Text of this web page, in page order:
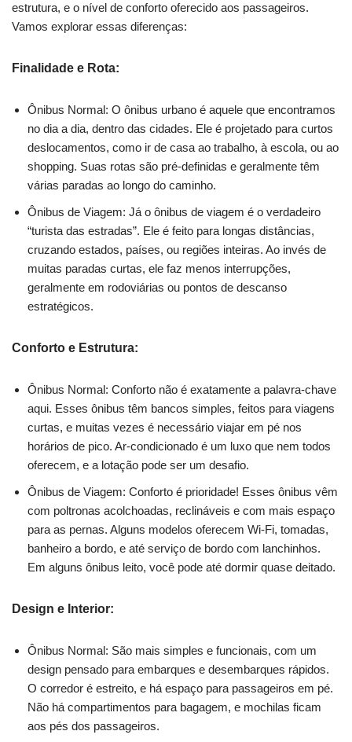
estrutura, e o nível de conforto oferecido aos passageiros.
Vamos explorar essas diferenças:
Finalidade e Rota:
Ônibus Normal: O ônibus urbano é aquele que encontramos
no dia a dia, dentro das cidades. Ele é projetado para curtos
deslocamentos, como ir de casa ao trabalho, à escola, ou ao
shopping. Suas rotas são pré-definidas e geralmente têm
várias paradas ao longo do caminho.
Ônibus de Viagem: Já o ônibus de viagem é o verdadeiro
“turista das estradas”. Ele é feito para longas distâncias,
cruzando estados, países, ou regiões inteiras. Ao invés de
muitas paradas curtas, ele faz menos interrupções,
geralmente em rodoviárias ou pontos de descanso
estratégicos.
Conforto e Estrutura:
Ônibus Normal: Conforto não é exatamente a palavra-chave
aqui. Esses ônibus têm bancos simples, feitos para viagens
curtas, e muitas vezes é necessário viajar em pé nos
horários de pico. Ar-condicionado é um luxo que nem todos
oferecem, e a lotação pode ser um desafio.
Ônibus de Viagem: Conforto é prioridade! Esses ônibus vêm
com poltronas acolchoadas, reclináveis e com mais espaço
para as pernas. Alguns modelos oferecem Wi-Fi, tomadas,
banheiro a bordo, e até serviço de bordo com lanchinhos.
Em alguns ônibus leito, você pode até dormir quase deitado.
Design e Interior:
Ônibus Normal: São mais simples e funcionais, com um
design pensado para embarques e desembarques rápidos.
O corredor é estreito, e há espaço para passageiros em pé.
Não há compartimentos para bagagem, e mochilas ficam
aos pés dos passageiros.